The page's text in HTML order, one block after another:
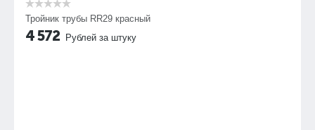
Тройник трубы RR29 красный
4 572 Рублей за штуку